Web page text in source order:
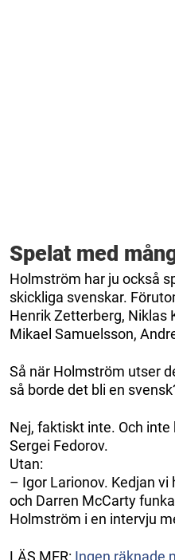
Spelat med
Holmström har ju också
skickliga svenskar.
Henrik Zetterberg, Niklas
Mikael Samuelsson,
Så när Holmström utser
så borde det bli en
Nej, faktiskt inte. Och
Sergei Fedorov.
Utan:
– Igor Larionov. Kedjan
och Darren McCarty
Holmström i en intervju
LÄS MER: Ingen räknade